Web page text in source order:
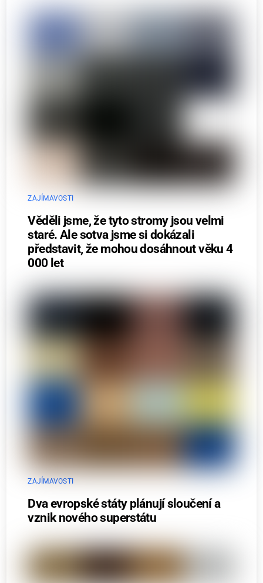
ZAJÍMAVOSTI
Věděli jsme, že tyto stromy jsou velmi
staré. Ale sotva jsme si dokázali
představit, že mohou dosáhnout věku 4
000 let
ZAJÍMAVOSTI
Dva evropské státy plánují sloučení a
vznik nového superstátu